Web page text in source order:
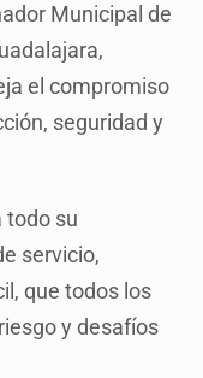
Municipal de
el compromiso
seguridad y
todo su
servicio,
que todos los
y desafíos